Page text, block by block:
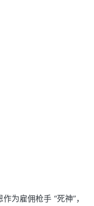
为雇佣枪手 “死神”，